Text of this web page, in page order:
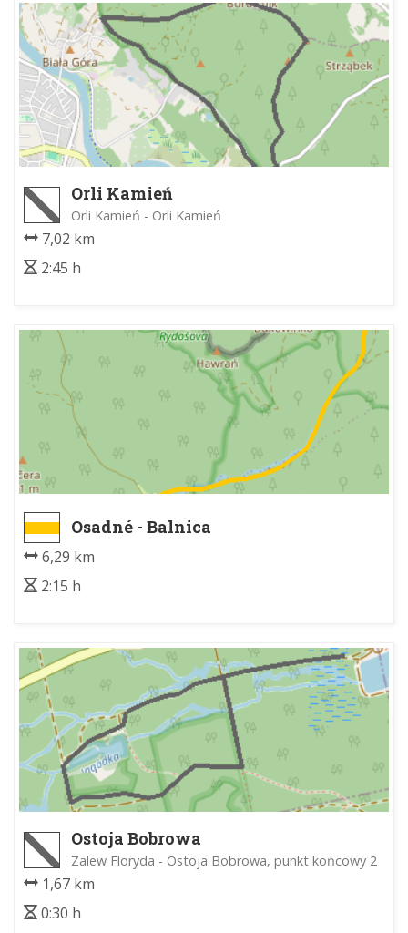
Orli Kamień
Orli Kamień - Orli Kamień
7,02 km
2:45 h
Osadné - Balnica
6,29 km
2:15 h
Ostoja Bobrowa
Zalew Floryda - Ostoja Bobrowa, punkt końcowy 2
1,67 km
0:30 h